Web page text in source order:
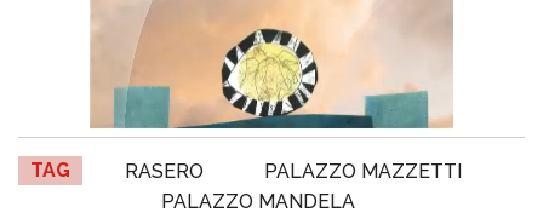
TAG RASERO
PALAZZO MAZZETTI
PALAZZO MANDELA